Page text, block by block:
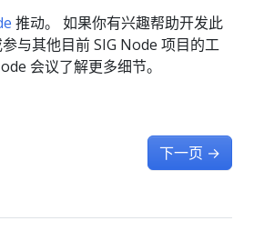
推动。 如果你有兴趣帮助开发此
与其他目前 SIG Node 项目的工
会议了解更多细节。
下一页 →